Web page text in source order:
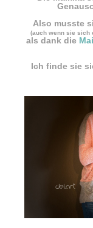
Also musste
(auch wenn sie sich
als dank die
Ich finde sie